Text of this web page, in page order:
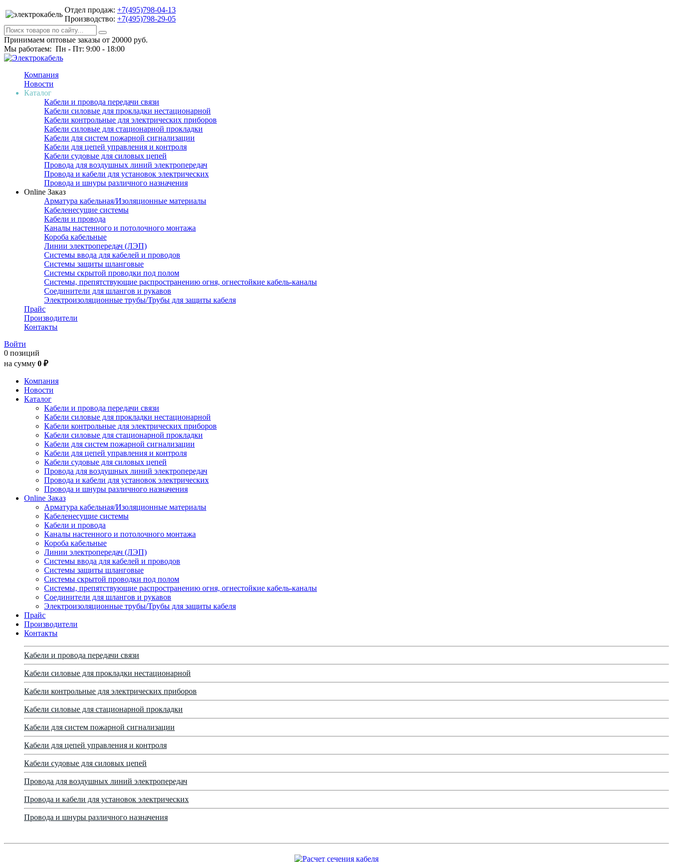
Отдел продаж: +7(495)798-04-13
Производство: +7(495)798-29-05
Принимаем оптовые заказы от 20000 руб.
Мы работаем: Пн - Пт: 9:00 - 18:00
Компания
Новости
Каталог
Кабели и провода передачи связи
Кабели силовые для прокладки нестационарной
Кабели контрольные для электрических приборов
Кабели силовые для стационарной прокладки
Кабели для систем пожарной сигнализации
Кабели для цепей управления и контроля
Кабели судовые для силовых цепей
Провода для воздушных линий электропередач
Провода и кабели для установок электрических
Провода и шнуры различного назначения
Online Заказ
Арматура кабельная/Изоляционные материалы
Кабеленесущие системы
Кабели и провода
Каналы настенного и потолочного монтажа
Короба кабельные
Линии электропередач (ЛЭП)
Системы ввода для кабелей и проводов
Системы защиты шланговые
Системы скрытой проводки под полом
Системы, препятствующие распространению огня, огнестойкие кабель-каналы
Соединители для шлангов и рукавов
Электроизоляционные трубы/Трубы для защиты кабеля
Прайс
Производители
Контакты
Войти
0 позиций
на сумму 0 ₽
Компания
Новости
Каталог
Кабели и провода передачи связи
Кабели силовые для прокладки нестационарной
Кабели контрольные для электрических приборов
Кабели силовые для стационарной прокладки
Кабели для систем пожарной сигнализации
Кабели для цепей управления и контроля
Кабели судовые для силовых цепей
Провода для воздушных линий электропередач
Провода и кабели для установок электрических
Провода и шнуры различного назначения
Online Заказ
Арматура кабельная/Изоляционные материалы
Кабеленесущие системы
Кабели и провода
Каналы настенного и потолочного монтажа
Короба кабельные
Линии электропередач (ЛЭП)
Системы ввода для кабелей и проводов
Системы защиты шланговые
Системы скрытой проводки под полом
Системы, препятствующие распространению огня, огнестойкие кабель-каналы
Соединители для шлангов и рукавов
Электроизоляционные трубы/Трубы для защиты кабеля
Прайс
Производители
Контакты
Кабели и провода передачи связи
Кабели силовые для прокладки нестационарной
Кабели контрольные для электрических приборов
Кабели силовые для стационарной прокладки
Кабели для систем пожарной сигнализации
Кабели для цепей управления и контроля
Кабели судовые для силовых цепей
Провода для воздушных линий электропередач
Провода и кабели для установок электрических
Провода и шнуры различного назначения